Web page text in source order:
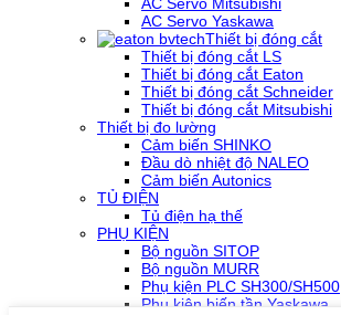
AC Servo Mitsubishi
AC Servo Yaskawa
Thiết bị đóng cắt
Thiết bị đóng cắt LS
Thiết bị đóng cắt Eaton
Thiết bị đóng cắt Schneider
Thiết bị đóng cắt Mitsubishi
Thiết bị đo lường
Cảm biến SHINKO
Đầu dò nhiệt độ NALEO
Cảm biến Autonics
TỦ ĐIỆN
Tủ điện hạ thế
PHỤ KIỆN
Bộ nguồn SITOP
Bộ nguồn MURR
Phụ kiện PLC SH300/SH500
Phụ kiện biến tần Yaskawa